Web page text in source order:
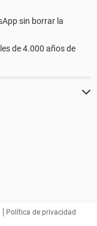
sin borrar la
de 4.000 años de
Política de privacidad